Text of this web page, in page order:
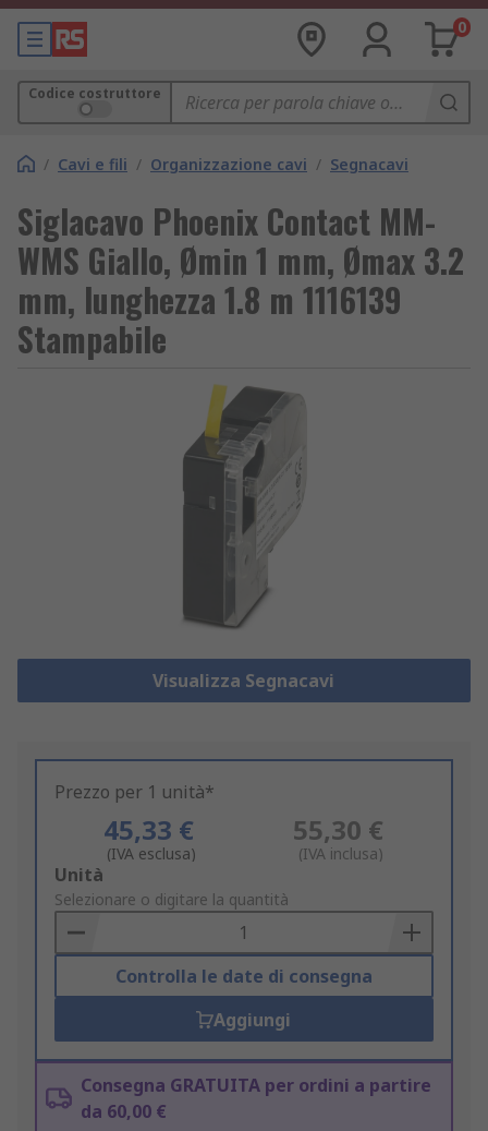
0
Codice costruttore
/ Cavi e fili / Organizzazione cavi / Segnacavi
Siglacavo Phoenix Contact MM-
WMS Giallo, Ømin 1 mm, Ømax 3.2
mm, lunghezza 1.8 m 1116139
Stampabile
Visualizza Segnacavi
Prezzo per 1 unità*
45,33 €
(IVA esclusa)
55,30 €
(IVA inclusa)
Add
to
Basket
Unità
Selezionare o digitare la quantità
Controlla le date di consegna
Aggiungi
Consegna GRATUITA per ordini a partire
da 60,00 €